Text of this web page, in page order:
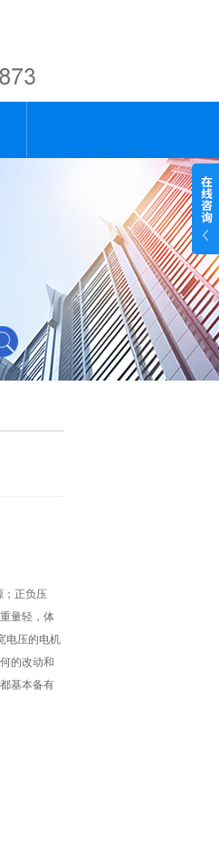
；正负压
量轻，体
电压的电机
的改动和
基本备有